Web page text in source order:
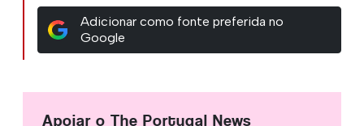
Adicionar como fonte preferida no
Google
Apoiar o The Portugal News